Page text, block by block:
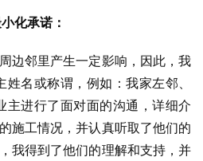
化承诺：
边邻里产生一定影响，因此，我
名或称谓，例如：我家左邻、
主进行了面对面的沟通，详细介
施工情况，并认真听取了他们的
我得到了他们的理解和支持，并